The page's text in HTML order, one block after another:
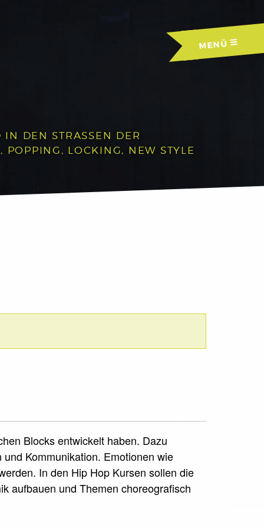
MENÜ
DEN STRASSEN DER A
LOCKING, NEW STYLE U
Blocks entwickelt haben. Dazu
Kommunikation. Emotionen wie
In den Hip Hop Kursen sollen die
aufbauen und Themen choreografisch